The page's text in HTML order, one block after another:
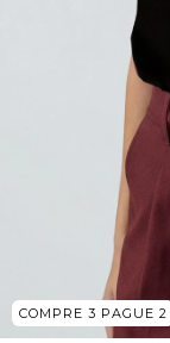
COMPRE 3 PAGUE 2